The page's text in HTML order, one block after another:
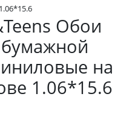
Обои
на
1.06*15.6